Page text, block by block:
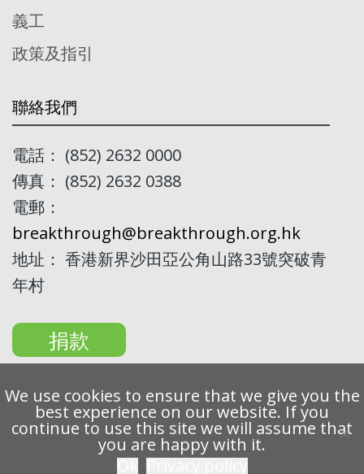
義工
政策及指引
聯絡我們
電話： (852) 2632 0000
傳真： (852) 2632 0388
電郵：
breakthrough@breakthrough.org.hk
地址： 香港新界沙田亞公角山路33號突破青
年村
捐款
Copyright 2022 Breakthrough Ltd. All rights reserved.
We use cookies to ensure that we give you the
best experience on our website. If you
continue to use this site we will assume that
you are happy with it.